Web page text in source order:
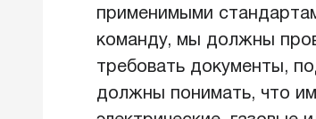
применимыми
команду, мы должны
требовать документы,
должны понимать, что